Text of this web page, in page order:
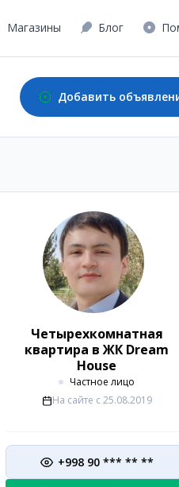
Магазины Блог
Добавить
Четырехкомнатная
квартира в ЖК Dream
House
Частное лицо
На сайте с 25.08.2019
+998 90 *** ** **